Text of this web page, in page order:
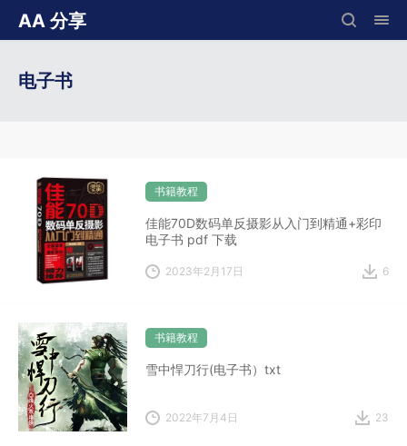
AA 分享
电子书
书籍教程
佳能70D数码单反摄影从入门到精通+彩印
电子书 pdf 下载
2023年2月17日 6
书籍教程
雪中悍刀行(电子书）txt
2022年7月4日 23